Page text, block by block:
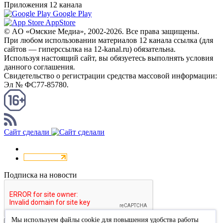
Приложения 12 канала
Google Play
AppStore
© AO «Омские Медиа», 2002-2026. Все права защищены.
При любом использовании материалов 12 канала ссылка (для
сайтов — гиперссылка на 12-kanal.ru) обязательна.
Используя настоящий сайт, вы обязуетесь выполнять условия
данного соглашения.
Свидетельство о регистрации средства массовой информации:
Эл № ФС77-85780.
Сайт сделали
Подписка на новости
Мы используем файлы cookie для повышения удобства работы